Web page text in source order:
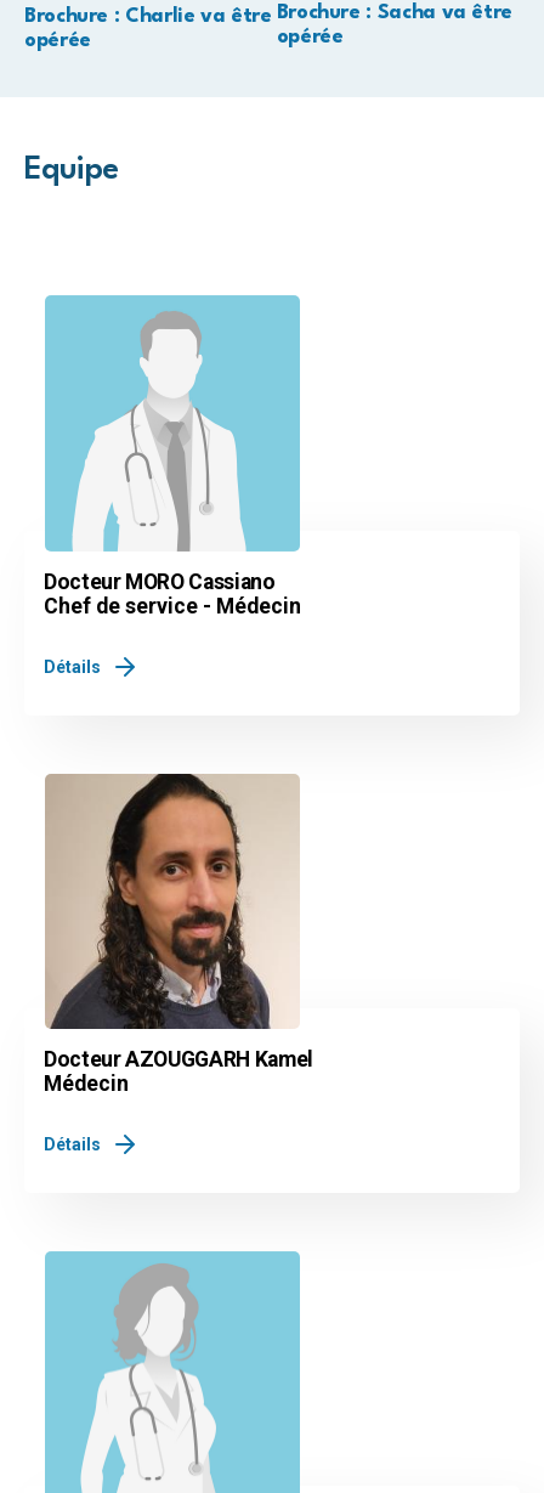
Brochure : Charlie va être
opérée
Brochure : Sacha va être
opérée
Equipe
Docteur MORO Cassiano
Chef de service - Médecin
Détails
Docteur AZOUGGARH Kamel
Médecin
Détails